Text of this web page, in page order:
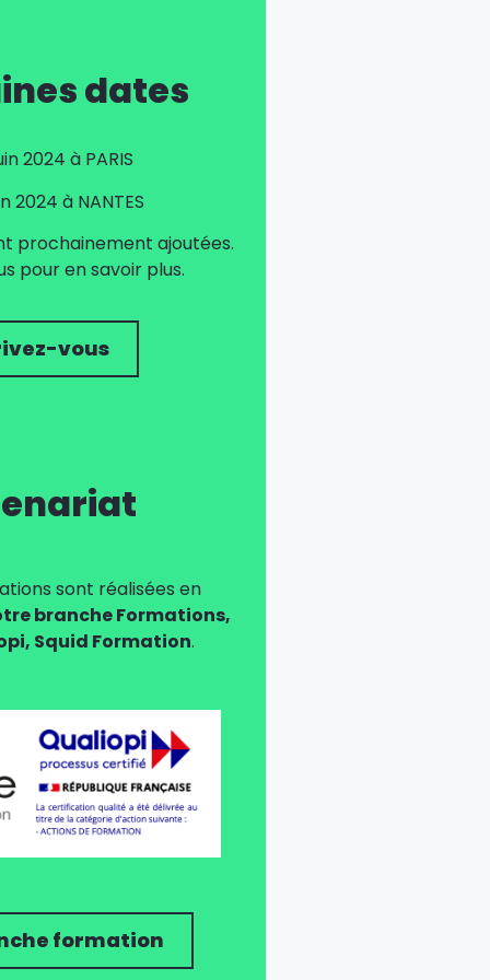
dates
2024 à PARIS
2024 à NANTES
prochainement ajoutées.
pour en savoir plus.
vous
sont réalisées en
branche Formations,
Squid Formation.
formation